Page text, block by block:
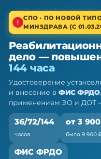
Среднее звено · новая
дело — ПК, 36/
работы
СПО · ПО НОВОЙ
МИНЗДРАВА (С
дело —
144 часа
Удостоверение
и внесение в ФИС ФРДО
применением ЭО и ДОТ
36/72/144
часов
от 3
было 9 900
ФИС ФРДО